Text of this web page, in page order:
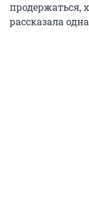
продержаться,
рассказала